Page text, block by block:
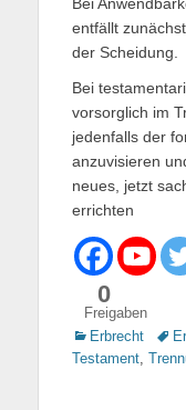
entfällt
der Scheidung.
Bei
vorsorglich im
jedenfalls der
anzuvisieren
neues, jetzt
errichten
0
Freigaben
Kategorien
Erbrecht Tags
Testament